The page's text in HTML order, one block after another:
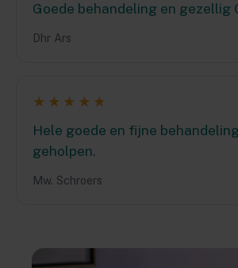
Goede behandeling en gezellig
Dhr Ars
★★★★★
Hele goede en fijne
geholpen.
Mw. Schroers